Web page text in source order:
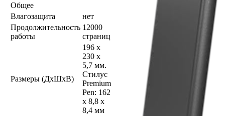
Общее
Влагозащита
нет
Продолжительность
работы
12000
страниц
Размеры (ДхШхВ)
196 x
230 x
5,7 мм.
Стилус
Premium
Pen: 162
x 8,8 x
8,4 мм